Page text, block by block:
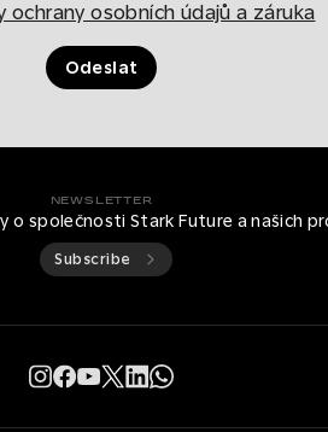
ochrany osobních údajů a záruka
Odeslat
NEWSLETTER
o společnosti Stark Future a našich
Subscribe